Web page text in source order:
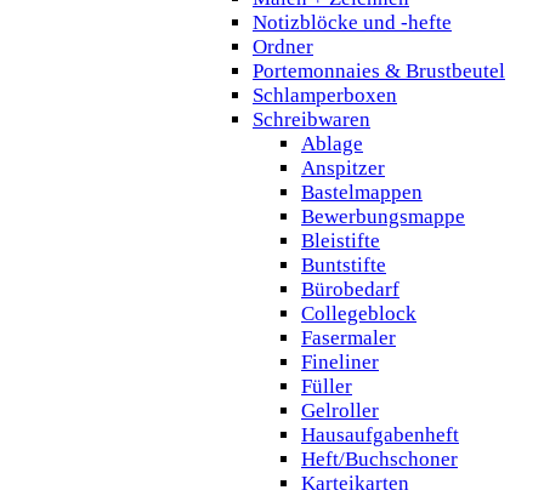
Notizblöcke und -hefte
Ordner
Portemonnaies & Brustbeutel
Schlamperboxen
Schreibwaren
Ablage
Anspitzer
Bastelmappen
Bewerbungsmappe
Bleistifte
Buntstifte
Bürobedarf
Collegeblock
Fasermaler
Fineliner
Füller
Gelroller
Hausaufgabenheft
Heft/Buchschoner
Karteikarten